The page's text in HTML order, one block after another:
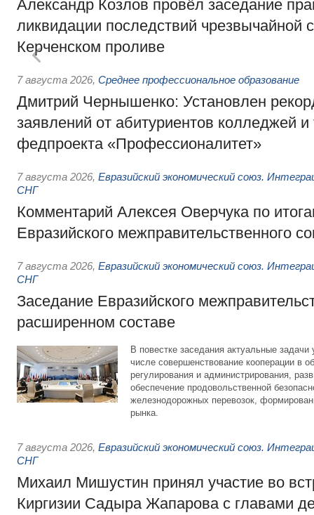
Александр Козлов провёл заседание
ликвидации последствий чрезвычайной
Керченском проливе
7 августа 2026, Среднее профессиональное образование
Дмитрий Чернышенко: Установлен
заявлений от абитуриентов колледжей и
федпроекта «Профессионалитет»
7 августа 2026, Евразийский экономический союз.
СНГ
Комментарий Алексея Оверчука по
Евразийского межправительственного
7 августа 2026, Евразийский экономический союз.
СНГ
Заседание Евразийского
расширенном составе
В повестке заседания актуальные задачи
числе совершенствование кооперации в
регулирования и администрирования,
обеспечение продовольственной
железнодорожных перевозок,
рынка.
7 августа 2026, Евразийский экономический союз.
СНГ
Михаил Мишустин принял участие во
Киргизии Садыра Жапарова с главами